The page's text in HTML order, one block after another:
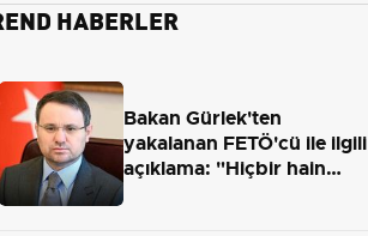
HABERLER
Bakan Gürlek'ten
yakalanan FETÖ'cü ile ilgili
açıklama: "Hiçbir hain